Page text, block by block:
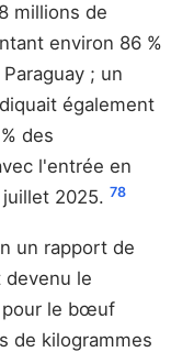
millions de
environ 86 %
; un
également
des
l'entrée en
2025. 78
un rapport de
devenu le
pour le bœuf
de kilogrammes